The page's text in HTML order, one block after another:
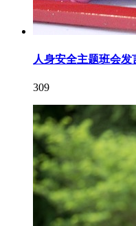
人身安全主题班会
309